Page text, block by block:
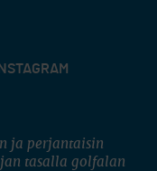
INSTAGRAM
ja perjantaisin
tasalla golfalan